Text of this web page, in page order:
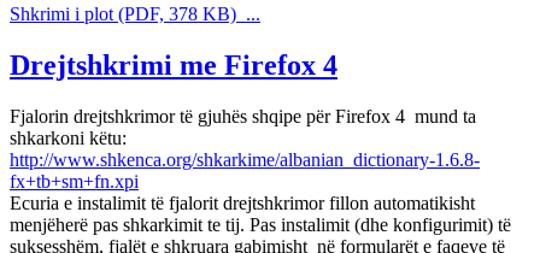
Shkrimi i plot (PDF, 378 KB) ...
Drejtshkrimi me Firefox 4
Fjalorin drejtshkrimor të gjuhës shqipe për Firefox 4 mund ta
shkarkoni këtu:
http://www.shkenca.org/shkarkime/albanian_dictionary-1.6.8-
fx+tb+sm+fn.xpi
Ecuria e instalimit të fjalorit drejtshkrimor fillon automatikisht
menjëherë pas shkarkimit te tij. Pas instalimit (dhe konfigurimit) të
suksesshëm, fjalët e shkruara gabimisht në formularët e faqeve të